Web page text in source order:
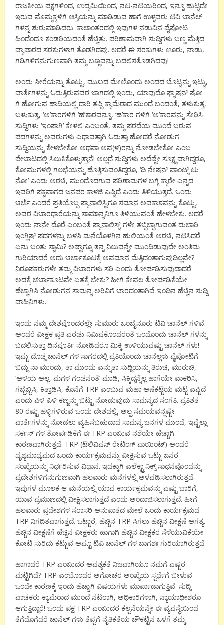
ರಾಜಕೀಯ ಪಕ್ಷಗಳಿಂದ, ಉದ್ಯಮಿಯಿಂದ, ನಟ-ನಟಿಯರಿಂದ, ಇನ್ನೂ ಹುಟ್ಟದೇ
ಇರುವ ಮೊಮ್ಮಕ್ಕಳಿಗೆ ಆಸ್ತಿಯನ್ನು ಮಾಡಿಡುವ ಹಾಗೆ ಉಳ್ಳವರು ಟಿವಿ ಚಾನೆಲ್
ಗಳನ್ನ ಶುರುಮಾಡಿದರು. ಕಾಲಾಂತರದಲ್ಲಿ ಇವುಗಳ ನಡುವಿನ ಪೈಪೋಟಿ
ಹಿಂದೆಂದೂ ಕಂಡರಿಯದಂತೆ ಹೆಚ್ಚಿತು. ಪರಿಣಾಮವಾಗಿ ಸುದ್ದಿಗಳು ಬಣ್ಣ ಮೆತ್ತಿದ
ವ್ಯಾಪಾರದ ಸರಕುಗಳಾಗ ತೊಡಗಿದವು. ಆದರೆ ಈ ಸರಕುಗಳು ಊರು, ನಾಡು,
ಗಡಿಗಳಿಗನುಗುಣವಾಗಿ ತಮ್ಮ ಬಣ್ಣವನ್ನು ಬದಲಿಸತೊಡಗಿದವು!
ಅಂದು ಸೀರೆಯನ್ನು ತೊಟ್ಟು, ಮುಖದ ಮೇಲೊಂದು ಅಂದದ ಬೊಟ್ಟನ್ನು ಇಟ್ಟು,
ವಾರ್ತೆಗಳನ್ನು ಓದುತ್ತಿರುವವರ ಜಾಗದಲ್ಲಿ ಇಂದು, ಯಾವುದೊ ಫ್ಯಾಷನ್ ಷೋ
ಗೆ ಹೋಗುವ ಹಾದಿಯಲ್ಲಿ ದಾರಿ ತಪ್ಪಿ ಕ್ಯಾಮೆರಾದ ಮುಂದೆ ಬಂದಂತೆ, ತಳುಕುತ್ತ,
ಬಳುಕುತ್ತ, ‘ಅ’ಕಾರಗಳಿಗೆ ‘ಹ’ಕಾರವನ್ನೂ, ‘ಹ’ಕಾರ ಗಳಿಗೆ ‘ಅ’ಕಾರವನ್ನು ಸೇರಿಸಿ
ಸುದ್ದಿಗಳು ‘ಇಂಪಾಗಿ’ ಕೇಳಲಿ ಎಂಬಂತೆ, ತಮ್ಮ ಪರದೆಯ ಮುಂದೆ ಬರುವ
ಪದಗಳನ್ನು ಅವರುಗಳು ಎಥಾವತ್ತಾಗಿ ಓದುತ್ತಾ ಹೋದರೆ ನೋಡುಗ
ಸುದ್ದಿಯನ್ನು ಕೇಳಬೇಕೋ ಅಥವಾ ಅವ(ಳ)ರನ್ನು ನೋಡಬೇಕೋ ಎಂಬ
ಪೇಚಾಟದಲ್ಲಿ ಸಿಲುಕಿಕೊಳ್ಳುತ್ತಾನೆ! ಅಲ್ಲದೆ ಸುದ್ದಿಗಳು ಅದೆಷ್ಟೇ ಸೂಕ್ಷ್ಮವಾಗಿದ್ದರೂ,
ಕೋಮುಗಳಲ್ಲಿ ಗಲಭೆಯನ್ನು ಹೊತ್ತಿಸುವಂತಿದ್ದರೂ, ‘ದಿ ನೇಷನ್ ವಾಂಟ್ಸ್ ಟು
ನೋ’ ಎಂದು ಅರಚಿ, ಮುಂದೊದಗುವ ಪರಿಣಾಮಗಳ ಬಗ್ಗೆ ಕ್ಯಾರೇ ಎನ್ನದ
ಇವರಿಗೆ ಪಕ್ವವಾಗದ ಜನಪರ ಕಾಳಜಿ ಎಷ್ಟಿದೆ ಎಂದು ತಿಳಿಯುತ್ತದೆ. ಒಂದು
ಚರ್ಚೆ ಎಂದರೆ ಪ್ರತಿಯೊಬ್ಬ ಪ್ಯಾನಾಲಿಸ್ಟಿಗೂ ಸಮಾನ ಅವಕಾಶವನ್ನು ಕೊಟ್ಟು,
ಅವರ ವಿಚಾರಧಾರೆಯನ್ನು ಸಾಮಾನ್ಯನಿಗೂ ತಿಳಿಯುವಂತೆ ಹೇಳಬೇಕು. ಆದರೆ
ಇಂದು ನಾನೇ ದೊರೆ ಎಂಬಂತೆ ಪ್ಯಾನಾಲಿಸ್ಟ್ ಗಳೇ ತಬ್ಬಿಬ್ಬಾಗುವಂತ ದುಬಾರಿ
ಇಂಗ್ಲಿಷ್ ಪದಗಳನ್ನು ಬಳಸಿ ಮನೆಯೊಳಗಿನ ಹುಲಿಯಂತೆ ಅರಚಿ, ನಟಿಸಿದರೆ
ಏನು ಬಂತು ಸ್ವಾಮಿ? ಅಷ್ಟಾಗ್ಯೂ ತನ್ನ ನಿಲುವನ್ನೇ ಮುಂದಿಡುವುದೇ ಅಂತಿಮ
ಗುರಿಯಾದರೆ ಅದು ಚರ್ಚಾಕೂಟಕ್ಕೆ ಅವಮಾನ ಮೆತ್ತಿದಂತಾಗುವುದಿಲ್ಲವೇ?
ನಿರೂಪಕರುಗಳೇ ತಮ್ಮ ವಿಚಾರಗಳು ಸರಿ ಎಂದು ತೋರ್ಪಡಿಸುವುದಾದರೆ
ಅದಕ್ಕೆ ಚರ್ಚಾಕೂಟವೇ ಏತಕ್ಕೆ ಬೇಕು? ಹೀಗೆ ಕೇವಲ ತೋರ್ಪಡಿಕೆಯೇ
ಹೆಚ್ಚಾಗಿಸಿ ನೋಡುಗನ ಸಾಮನ್ಯ ಅರಿವಿಗೆ ಬಾರದಂತಾಗಿವೆ ಇಂದಿನ ಹೆಚ್ಚಿನ ಸುದ್ದಿ
ವಾಹಿನಿಗಳು.
ಇಂದು ನಮ್ಮ ದೇಶವೊಂದರಲ್ಲೇ ಸುಮಾರು ಒಂಬೈನೂರು ಟಿವಿ ಚಾನೆಲ್ ಗಳಿವೆ.
ಅಂದರೆ ವೀಕ್ಷಕ ಪ್ರತಿ ಎರಡು ನಿಮಿಷಕೊಂದರಂತೆ ಒಂದೊಂದು ಚಾನೆಲ್ ಗಳನ್ನು
ಬದಲಿಸುತ್ತಾ ದಿನಪೂರ್ತಿ ನೋಡಿದರೂ ಮಿಕ್ಕಿ ಉಳಿಯುವಷ್ಟು ಚಾನೆಲ್ ಗಳು!
ಇಷ್ಟು ದೊಡ್ಡ ಚಾನೆಲ್ ಗಳ ಸಾಗರದಲ್ಲಿ ಪ್ರತಿಯೊಂದು ಚಾನೆಲ್ಗಳು ಪೈಪೋಟಿಗೆ
ಬಿದ್ದು ನಾ ಮುಂದು, ತಾ ಮುಂದು ಎನ್ನುತಾ ಸುದ್ದಿಯನ್ನು ತಿರುಚಿ, ಮುರುಚಿ,
‘ಅಳಿಯ ಅಲ್ಲ, ಮಗಳ ಗಂಡನಂತೆ’ ಮಾಡಿ, ಸಿಕ್ಕಿದ್ದನ್ನೆಲ್ಲ ಹಾಗೆಯೇ ವಾಕರಿಸಿ,
ಗಬ್ಬೆಬ್ಬಿಸಿ, ಕಿತ್ತಾಡಿಸಿ, ಕೊನೆಗೆ TRP ಎಂಬುವ ಮಹಾ ಅಣೆಕಟ್ಟೆಯ ಮಟ್ಟ ಎಷ್ಟಿದೆ
ಎಂದು ಪಿಳಿ-ಪಿಳಿ ಕಣ್ಣನ್ನು ಬಿಟ್ಟು ನೋಡುವುದು ಸಾಮನ್ಯದ ಸಂಗತಿ. ಪ್ರತಿಶತ
80 ರಷ್ಟು ಹಳ್ಳಿಗಳಿರುವ ಒಂದು ದೇಶದಲ್ಲಿ, ಅಲ್ಪ ಸಮಯವನ್ನಷ್ಟೇ
ವಾರ್ತೆಗಳನ್ನು ನೋಡಲು ವ್ಯಹಿಸಬಹುದಾದ ಸಾಮನ್ಯ ಜನಗಳ ಮುಂದೆ, ಇಷ್ಟೆಲ್ಲಾ
ಸರ್ಕಸ್ ಗಳ ತೋರ್ಪಡಿಕೆಗೆ ಈ TRP ಎಂಬುವ ನಶೆಯೇ ಹೆಚ್ಚಾಗಿ
ಕಾರಣವಾಗಿರುತ್ತದೆ. TRP (ಟೆಲಿವಿಷನ್ ರೇಟಿಂಗ್ ಪಾಯಿಂಟ್) ಅಂದರೆ
ದೃಶ್ಯಮಾಧ್ಯಮದ ಒಂದು ಕಾರ್ಯಕ್ರಮವನ್ನು ವೀಕ್ಷಿಸುವ ಒಟ್ಟು ಜನರ
ಸಂಖ್ಯೆಯನ್ನು ನಿರ್ಧರಿಸುವ ವಿಧಾನ. ಇದಕ್ಕಾಗಿ ಎಲೆಕ್ಟ್ರಾನಿಕ್ಸ್ ಸಾಧನವೊಂದನ್ನು
ಪ್ರದೇಶಗಳಿಗನುಗುಣವಾಗಿ ಹಲವಾರು ಮನೆಗಳಲ್ಲಿ ಅಳವಡಿಸಲಾಗಿರುತ್ತದೆ.
ಇವುಗಳ ಮೂಲಕ ಆ ಮನೆಯಲ್ಲಿ ಯಾವ ಕಾರ್ಯಕ್ರಮವನ್ನು ಎಷ್ಟು ಬಾರಿಗೆ,
ಯಾವ ಪ್ರಮಾಣದಲ್ಲಿ ವೀಕ್ಷಿಸಲಾಗುತ್ತದೆ ಎಂದು ಅಂದಾಜಿಸಲಾಗುತ್ತದೆ. ಹೀಗೆ
ಹಲವಾರು ಪ್ರದೇಶಗಳ ಸರಾಸರಿ ಅನುಪಾತದ ಮೇಲೆ ಒಂದು ಕಾರ್ಯಕ್ರಮದ
TRP ನಿಗದಿತವಾಗುತ್ತದೆ. ಒಟ್ಟಾರೆ, ಹೆಚ್ಚಿನ TRP ಸಿಗಲು ಹೆಚ್ಚಿನ ವೀಕ್ಷಣೆ ಅಗತ್ಯ.
ಹೆಚ್ಚಿನ ವೀಕ್ಷಣೆಗೆ ಹೆಚ್ಚಿನ ವೀಕ್ಷಕರು ಹಾಗಾಗಿ ಹೆಚ್ಚಿನ ವೀಕ್ಷಕರ ಸೆಳೆಯುವಿಕೆಯೇ
ಕೋಟಿ ಸುರಿದು ಕಟ್ಟುವ ಅಷ್ಟೂ ಟಿವಿ ಚಾನೆಲ್ ಗಳ ಬಾಗಶಃ ಗುರಿಯಾಗಿರುತ್ತದೆ.
ಹಾಗಾದರೆ TRP ಎಂಬುದರ ಅವಶ್ಯಕತೆ ನಿಜವಾಗಿಯೂ ನಮಗೆ ಎಷ್ಟರ
ಮಟ್ಟಿಗಿದೆ? TRP ಎಂಬೊಂದರ ಅಗೋಚರ ಅಂಖ್ಯೆಯ ಸ್ಪರ್ಧೆಗೆ ಬೀಳುವ
ಒಂದೇ ಕಾರಣಕ್ಕೆ ಇಂದು ಹೆಚ್ಚಾಗಿ ವಿಷಯಗಳು ಮಾರ್ಪಾಡಾಗುತ್ತಿವೆ. ಸುದ್ದಿ
ವಾಚಕರು ಕ್ಯಾಮೆರಾದ ಮುಂದೆ ನಟರಾಗಿ, ಅಧಿಕಾರಿಗಳಾಗಿ, ನ್ಯಾಯಾಧೀಶರೂ
ಆಗುತ್ತಿದ್ದಾರೆ! ಒಂದು ಪಕ್ಷ TRP ಎಂಬುದರ ಕಲ್ಪನೆಯನ್ನೇ ಈ ವ್ಯವಸ್ಥೆಯಿಂದ
ತೆಗೆದೊಗೆದರೆ ಚಾನೆಲ್ ಗಳು ತೆಪ್ಪಗೆ ನೈತಿಕತೆಯ ಚೌಕಟ್ಟಿನ ಒಳಗೆ ತಮ್ಮ